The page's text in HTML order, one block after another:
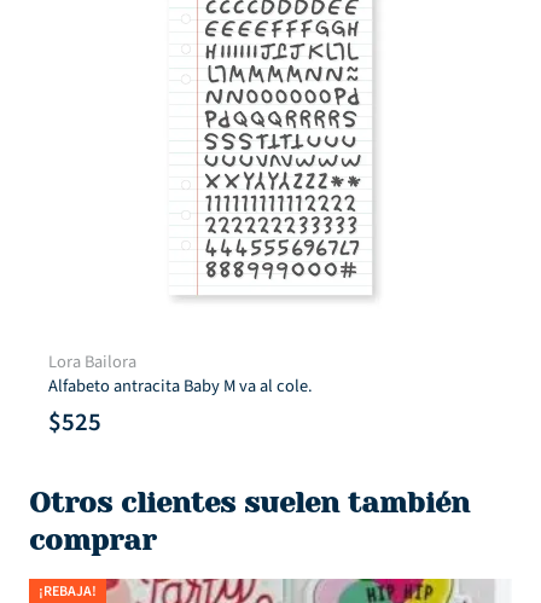
Lora Bailora
Alfabeto antracita Baby M va al cole.
$525
Otros clientes suelen también
comprar
¡REBAJA!